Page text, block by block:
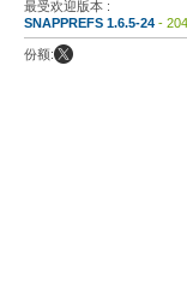
最受欢迎版本 :
SNAPPREFS 1.6.5-24 -
份额: